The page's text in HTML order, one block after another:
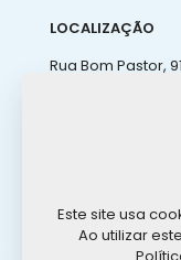
LOCALIZAÇÃO
Rua Bom Pastor,
Este site usa
Ao utilizar